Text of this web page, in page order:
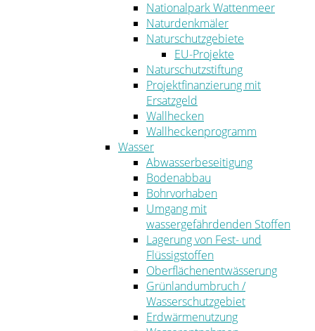
Nationalpark Wattenmeer
Naturdenkmäler
Naturschutzgebiete
EU-Projekte
Naturschutzstiftung
Projektfinanzierung mit
Ersatzgeld
Wallhecken
Wallheckenprogramm
Wasser
Abwasserbeseitigung
Bodenabbau
Bohrvorhaben
Umgang mit
wassergefährdenden Stoffen
Lagerung von Fest- und
Flüssigstoffen
Oberflächenentwässerung
Grünlandumbruch /
Wasserschutzgebiet
Erdwärmenutzung